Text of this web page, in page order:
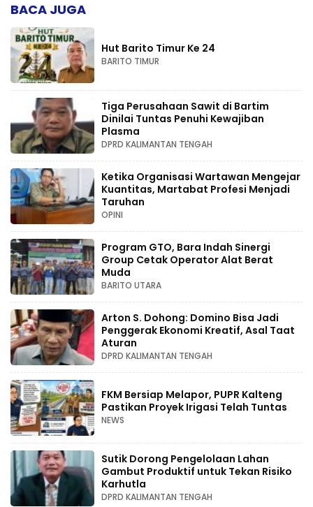
BACA JUGA
Hut Barito Timur Ke 24
BARITO TIMUR
Tiga Perusahaan Sawit di Bartim
Dinilai Tuntas Penuhi Kewajiban
Plasma
DPRD KALIMANTAN TENGAH
Ketika Organisasi Wartawan Mengejar
Kuantitas, Martabat Profesi Menjadi
Taruhan
OPINI
Program GTO, Bara Indah Sinergi
Group Cetak Operator Alat Berat
Muda
BARITO UTARA
Arton S. Dohong: Domino Bisa Jadi
Penggerak Ekonomi Kreatif, Asal Taat
Aturan
DPRD KALIMANTAN TENGAH
FKM Bersiap Melapor, PUPR Kalteng
Pastikan Proyek Irigasi Telah Tuntas
NEWS
Sutik Dorong Pengelolaan Lahan
Gambut Produktif untuk Tekan Risiko
Karhutla
DPRD KALIMANTAN TENGAH